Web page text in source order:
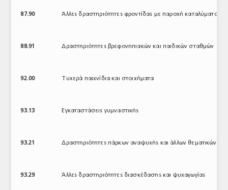
87.90 Άλλες δραστηριότητες φροντίδας με παροχή καταλύματος
88.91 Δραστηριότητες βρεφονηπιακών και παιδικών σταθμών
92.00 Τυχερά παιχνίδια και στοιχήματα
93.13 Εγκαταστάσεις γυμναστικής
93.21 Δραστηριότητες πάρκων αναψυχής και άλλων θεματικών
93.29 Άλλες δραστηριότητες διασκέδασης και ψυχαγωγίας